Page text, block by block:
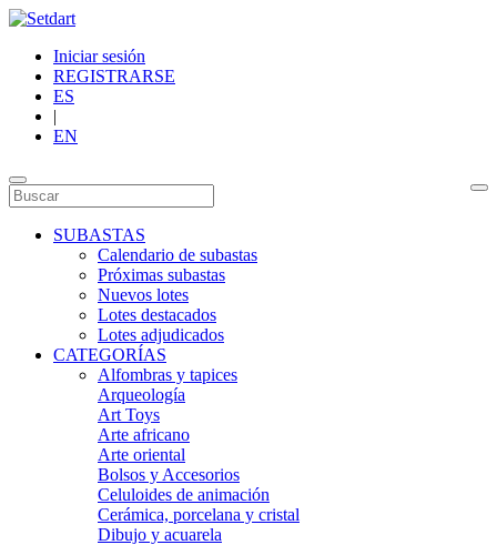
Iniciar sesión
REGISTRARSE
ES
|
EN
SUBASTAS
Calendario de subastas
Próximas subastas
Nuevos lotes
Lotes destacados
Lotes adjudicados
CATEGORÍAS
Alfombras y tapices
Arqueología
Art Toys
Arte africano
Arte oriental
Bolsos y Accesorios
Celuloides de animación
Cerámica, porcelana y cristal
Dibujo y acuarela